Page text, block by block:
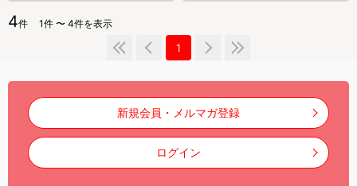
4件 1件 〜 4件を表示
1
新規会員・メルマガ登録
ログイン